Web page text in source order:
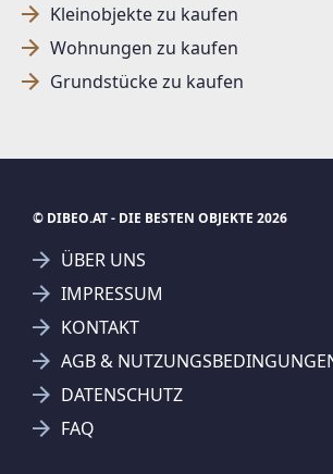
Kleinobjekte zu kaufen
Wohnungen zu kaufen
Grundstücke zu kaufen
SUCHAGENT ANLEGEN
AKTUELLEN
Sie weitere Filter!
in den
zu.
© DIBEO.AT - DIE BESTEN OBJEKTE 2026
ÜBER UNS
IMPRESSUM
KONTAKT
AGB &
DATENSCHUTZ
FAQ